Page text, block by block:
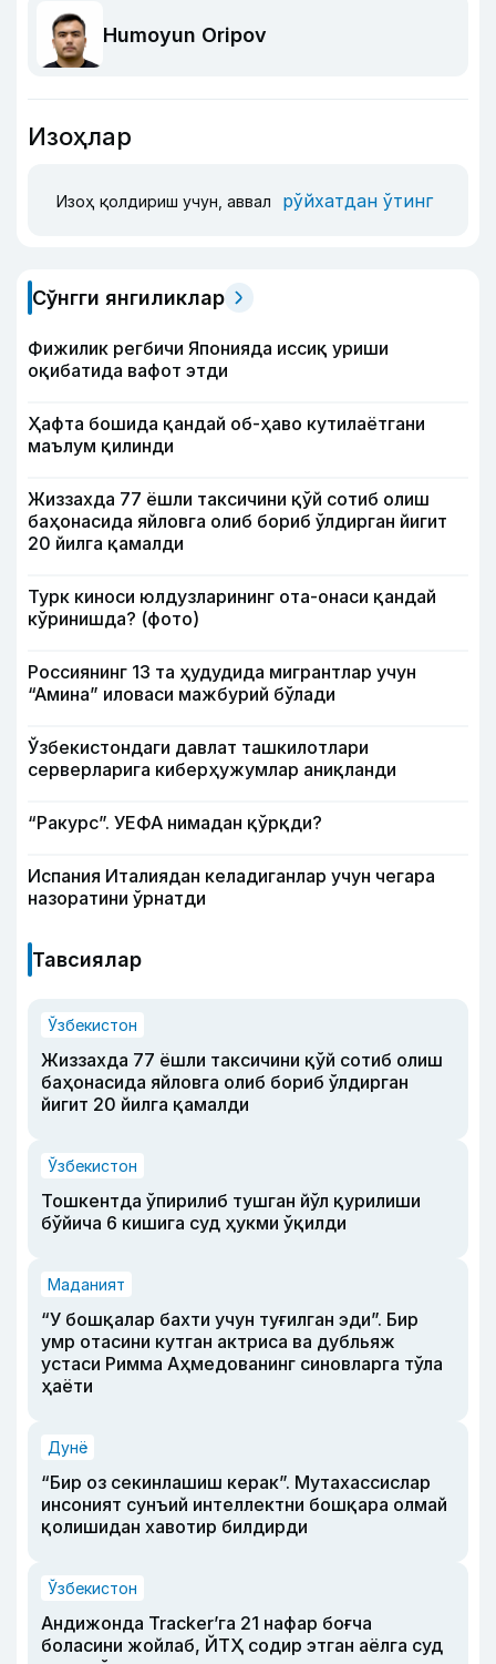
Humoyun Oripov
Изоҳлар
Изоҳ қолдириш учун, аввал рўйхатдан ўтинг
Сўнгги янгиликлар
Фижилик регбичи Японияда иссиқ уриши
оқибатида вафот этди
Ҳафта бошида қандай об-ҳаво кутилаётгани
маълум қилинди
Жиззахда 77 ёшли таксичини қўй сотиб олиш
баҳонасида яйловга олиб бориб ўлдирган йигит
20 йилга қамалди
Турк киноси юлдузларининг ота-онаси қандай
кўринишда? (фото)
Россиянинг 13 та ҳудудида мигрантлар учун
“Амина” иловаси мажбурий бўлади
Ўзбекистондаги давлат ташкилотлари
серверларига киберҳужумлар аниқланди
“Ракурс”. УЕФА нимадан қўрқди?
Испания Италиядан келадиганлар учун чегара
назоратини ўрнатди
Тавсиялар
Ўзбекистон
Жиззахда 77 ёшли таксичини қўй сотиб олиш
баҳонасида яйловга олиб бориб ўлдирган
йигит 20 йилга қамалди
Ўзбекистон
Тошкентда ўпирилиб тушган йўл қурилиши
бўйича 6 кишига суд ҳукми ўқилди
Маданият
“У бошқалар бахти учун туғилган эди”. Бир
умр отасини кутган актриса ва дубльяж
устаси Римма Аҳмедованинг синовларга тўла
ҳаёти
Дунё
“Бир оз секинлашиш керак”. Мутахассислар
инсоният сунъий интеллектни бошқара олмай
қолишидан хавотир билдирди
Ўзбекистон
Андижонда Tracker’га 21 нафар боғча
боласини жойлаб, ЙТҲ содир этган аёлга суд